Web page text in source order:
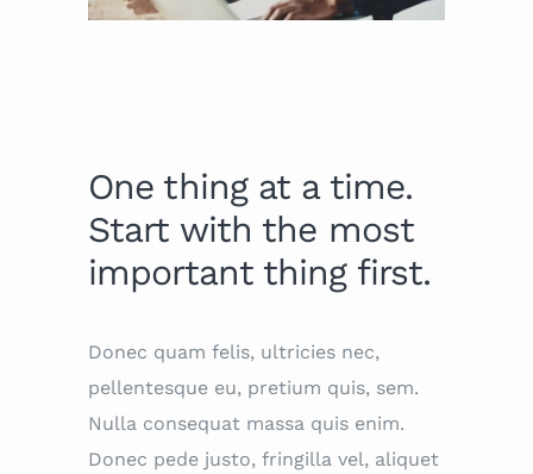
One thing at a time.
Start with the most
important thing first.
Donec quam felis, ultricies nec,
pellentesque eu, pretium quis, sem.
Nulla consequat massa quis enim.
Donec pede justo, fringilla vel, aliquet